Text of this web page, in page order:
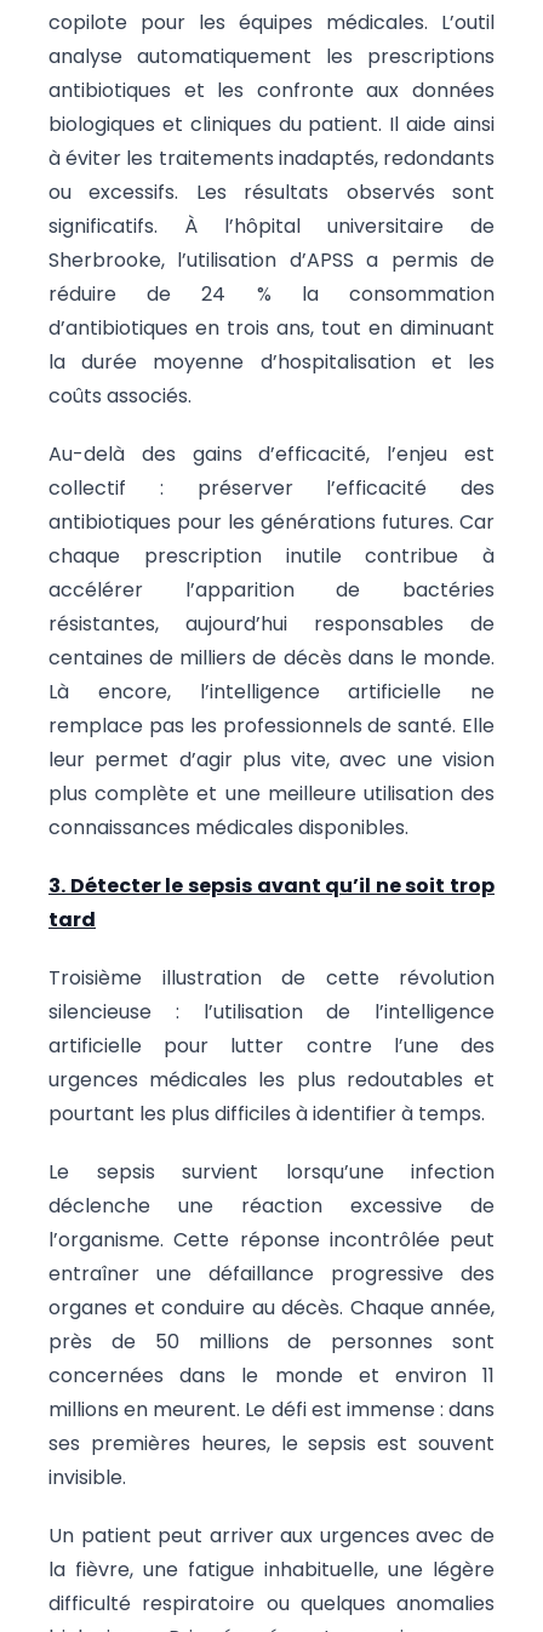
copilote pour les équipes médicales. L’outil
analyse automatiquement les prescriptions
antibiotiques et les confronte aux données
biologiques et cliniques du patient. Il aide ainsi
à éviter les traitements inadaptés, redondants
ou excessifs. Les résultats observés sont
significatifs. À l’hôpital universitaire de
Sherbrooke, l’utilisation d’APSS a permis de
réduire de 24 % la consommation
d’antibiotiques en trois ans, tout en diminuant
la durée moyenne d’hospitalisation et les
coûts associés.
Au-delà des gains d’efficacité, l’enjeu est
collectif : préserver l’efficacité des
antibiotiques pour les générations futures. Car
chaque prescription inutile contribue à
accélérer l’apparition de bactéries
résistantes, aujourd’hui responsables de
centaines de milliers de décès dans le monde.
Là encore, l’intelligence artificielle ne
remplace pas les professionnels de santé. Elle
leur permet d’agir plus vite, avec une vision
plus complète et une meilleure utilisation des
connaissances médicales disponibles.
3. Détecter le sepsis avant qu’il ne soit trop
tard
Troisième illustration de cette révolution
silencieuse : l’utilisation de l’intelligence
artificielle pour lutter contre l’une des
urgences médicales les plus redoutables et
pourtant les plus difficiles à identifier à temps.
Le sepsis survient lorsqu’une infection
déclenche une réaction excessive de
l’organisme. Cette réponse incontrôlée peut
entraîner une défaillance progressive des
organes et conduire au décès. Chaque année,
près de 50 millions de personnes sont
concernées dans le monde et environ 11
millions en meurent. Le défi est immense : dans
ses premières heures, le sepsis est souvent
invisible.
Un patient peut arriver aux urgences avec de
la fièvre, une fatigue inhabituelle, une légère
difficulté respiratoire ou quelques anomalies